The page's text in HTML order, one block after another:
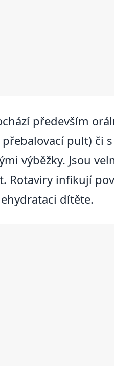
především
pult) či
výběžky. Jsou
Rotaviry infikují
dítěte.